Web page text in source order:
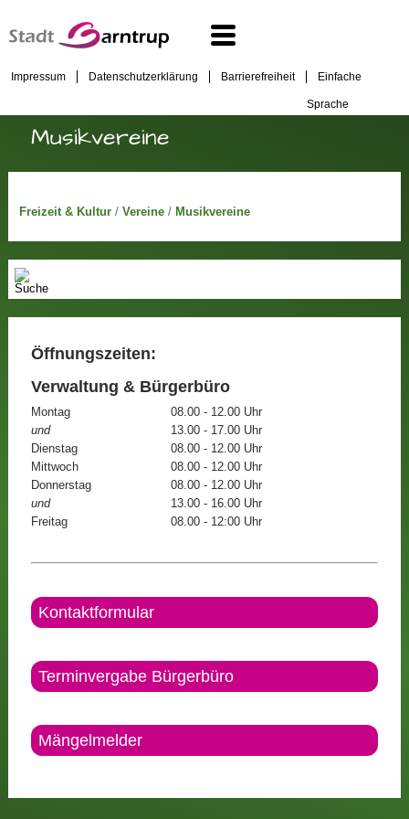
Impressum Datenschutzerklärung Barrierefreiheit Einfache
Sprache
Musikvereine
Freizeit & Kultur/ Vereine/ Musikvereine
Öffnungszeiten:
Verwaltung & Bürgerbüro
Montag
08.00 - 12.00 Uhr
und
13.00 - 17.00 Uhr
Dienstag
08.00 - 12.00 Uhr
Mittwoch
08.00 - 12.00 Uhr
Donnerstag
08.00 - 12.00 Uhr
und
13.00 - 16.00 Uhr
Freitag
08.00 - 12:00 Uhr
Kontaktformular
Terminvergabe Bürgerbüro
Mängelmelder